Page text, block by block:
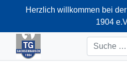
Herzlich willkommen bei
1904
Suchen